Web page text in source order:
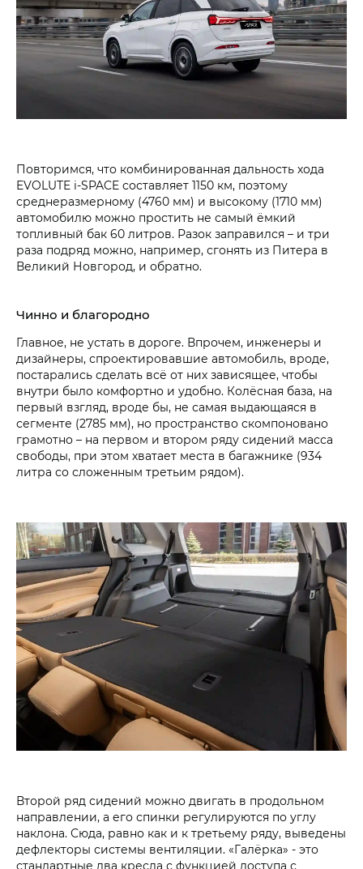
Повторимся, что комбинированная дальность хода
EVOLUTE i‑SPACE составляет 1150 км, поэтому
среднеразмерному (4760 мм) и высокому (1710 мм)
автомобилю можно простить не самый ёмкий
топливный бак 60 литров. Разок заправился – и три
раза подряд можно, например, сгонять из Питера в
Великий Новгород, и обратно.
Чинно и благородно
Главное, не устать в дороге. Впрочем, инженеры и
дизайнеры, спроектировавшие автомобиль, вроде,
постарались сделать всё от них зависящее, чтобы
внутри было комфортно и удобно. Колёсная база, на
первый взгляд, вроде бы, не самая выдающаяся в
сегменте (2785 мм), но пространство скомпоновано
грамотно – на первом и втором ряду сидений масса
свободы, при этом хватает места в багажнике (934
литра со сложенным третьим рядом).
Второй ряд сидений можно двигать в продольном
направлении, а его спинки регулируются по углу
наклона. Сюда, равно как и к третьему ряду, выведены
дефлекторы системы вентиляции. «Галёрка» - это
стандартные два кресла с функцией доступа с